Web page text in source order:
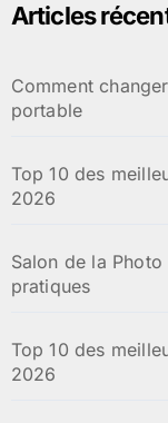
Articles
Comment
portable
Top 10 des
2026
Salon de la
pratiques
Top 10 des
2026